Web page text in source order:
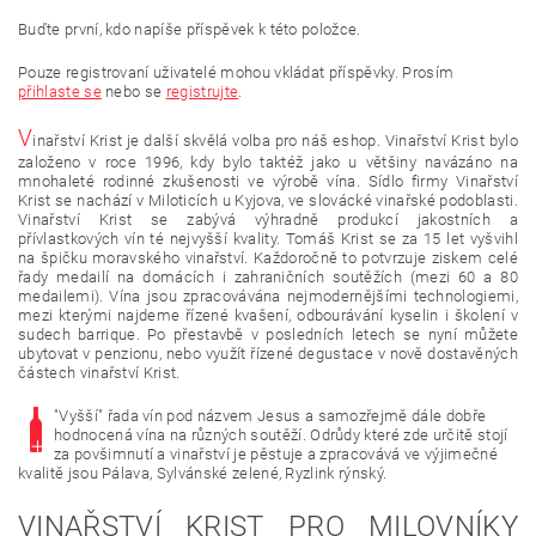
Buďte první, kdo napíše příspěvek k této položce.
Pouze registrovaní uživatelé mohou vkládat příspěvky. Prosím
přihlaste senebo se registrujte.
Vinařství Krist je další skvělá volba pro náš eshop. Vinařství Krist bylo
založeno v roce 1996, kdy bylo taktéž jako u většiny navázáno na
mnohaleté rodinné zkušenosti ve výrobě vína. Sídlo firmy Vinařství
Krist se nachází v Miloticích u Kyjova, ve slovácké vinařské podoblasti.
Vinařství Krist se zabývá výhradně produkcí jakostních a
přívlastkových vín té nejvyšší kvality. Tomáš Krist se za 15 let vyšvihl
na špičku moravského vinařství. Každoročně to potvrzuje ziskem celé
řady medailí na domácích i zahraničních soutěžích (mezi 60 a 80
medailemi). Vína jsou zpracovávána nejmodernějšími technologiemi,
mezi kterými najdeme řízené kvašení, odbourávání kyselin i školení v
sudech barrique. Po přestavbě v posledních letech se nyní můžete
ubytovat v penzionu, nebo využít řízené degustace v nově dostavěných
částech vinařství Krist.
"Vyšší" řada vín pod názvem Jesus a samozřejmě dále dobře
hodnocená vína na různých soutěží. Odrůdy které zde určitě stojí
za povšimnutí a vinařství je pěstuje a zpracovává ve výjimečné
kvalitě jsou Pálava, Sylvánské zelené, Ryzlink rýnský.
VINAŘSTVÍ KRIST PRO MILOVNÍKY